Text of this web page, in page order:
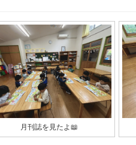
月刊誌を見たよ📖